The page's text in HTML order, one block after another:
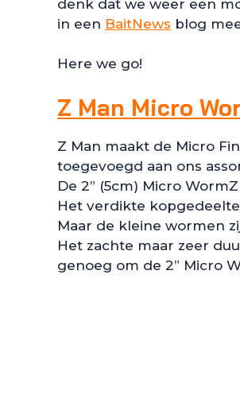
denk dat we weer een
in een BaitNews blog
Here we go!
Z Man Micro
Z Man maakt de Micro
toegevoegd aan ons
De 2” (5cm) Micro
Het verdikte
Maar de kleine wormen
Het zachte maar zeer
genoeg om de 2” Micro